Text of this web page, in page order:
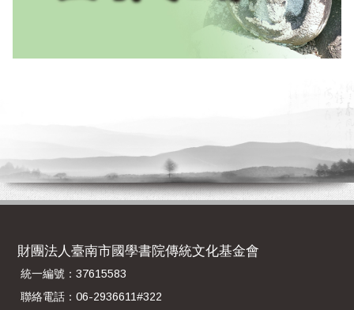
財團法人臺南市國學書院傳統文化基金會
統一編號：37615583
聯絡電話：06-2936611#322